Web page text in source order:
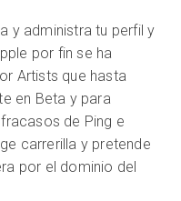
y administra tu perfil y
por fin se ha
Artists que hasta
en Beta y para
de Ping e
carrerilla y pretende
por el dominio del